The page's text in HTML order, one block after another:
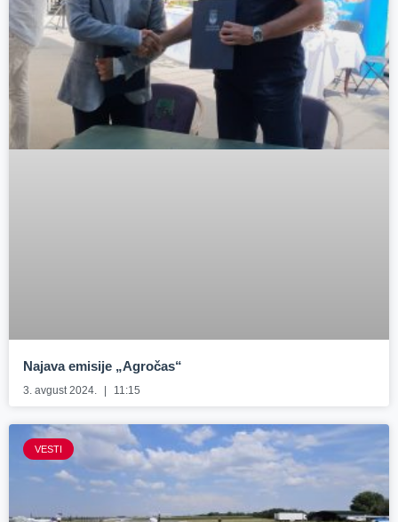
Najava emisije „Agročas“
3. avgust 2024. 11:15
VESTI